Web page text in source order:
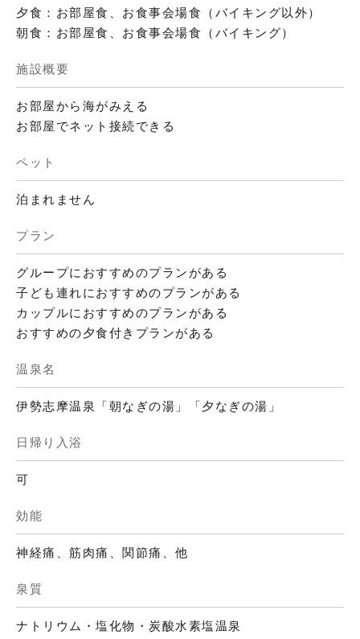
夕食：お部屋食、お食事会場食（バイキング以外）
朝食：お部屋食、お食事会場食（バイキング）
施設概要
お部屋から海がみえる
お部屋でネット接続できる
ペット
泊まれません
プラン
グループにおすすめのプランがある
子ども連れにおすすめのプランがある
カップルにおすすめのプランがある
おすすめの夕食付きプランがある
温泉名
伊勢志摩温泉「朝なぎの湯」「夕なぎの湯」
日帰り入浴
可
効能
神経痛、筋肉痛、関節痛、他
泉質
ナトリウム・塩化物・炭酸水素塩温泉